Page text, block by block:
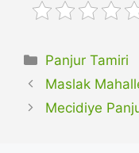
Kategoriler
Panjur Tamiri
Maslak
Mecidiye